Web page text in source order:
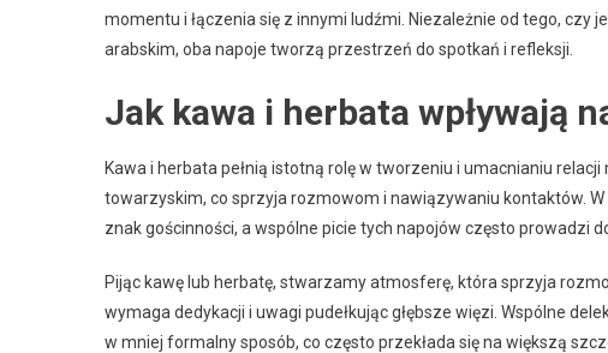
momentu i łączenia się z innymi ludźmi. Niezależnie od tego, czy
arabskim, oba napoje tworzą przestrzeń do spotkań i refleksji.
Jak kawa i herbata wpływają
Kawa i herbata pełnią istotną rolę w tworzeniu i umacnianiu
towarzyskim, co sprzyja rozmowom i nawiązywaniu kontaktów.
znak gościnności, a wspólne picie tych napojów często prowadzi
Pijąc kawę lub herbatę, stwarzamy atmosferę, która sprzyja
wymaga dedykacji i uwagi pudełkując głębsze więzi. Wspólne
w mniej formalny sposób, co często przekłada się na większą